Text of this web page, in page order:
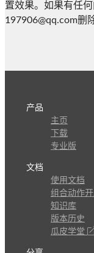
置效果。如果有任
197906@qq.com删
产品
主页
下载
专业版
文档
使用文档
组合动作
知识库
版本历史
瓜皮学堂